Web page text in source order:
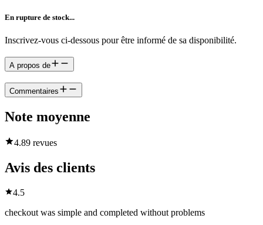
En rupture de stock...
Inscrivez-vous ci-dessous pour être informé de sa disponibilité.
A propos de
Commentaires
Note moyenne
4.89 revues
Avis des clients
4.5
checkout was simple and completed without problems